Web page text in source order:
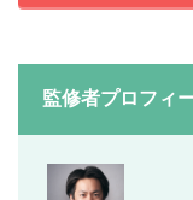
監修者プロフィ